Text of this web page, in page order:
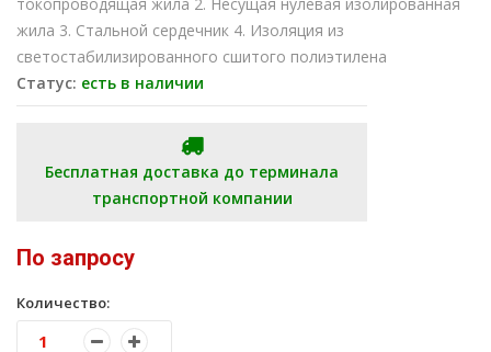
жила 3. Стальной сердечник 4. Изоляция из
светостабилизированного сшитого полиэтилена
Статус: есть в наличии
Бесплатная доставка до терминала
транспортной компании
По запросу
Количество: